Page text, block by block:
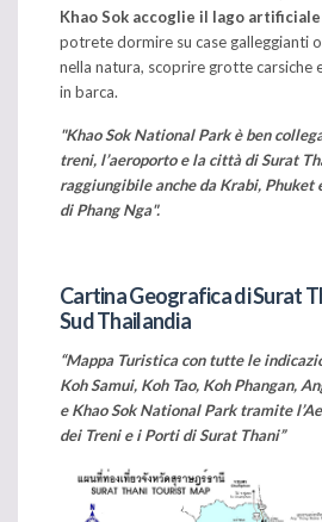
Khao Sok accoglie il lago artificiale
potrete dormire su case galleggianti
nella natura, scoprire grotte carsiche
in barca.
"Khao Sok National Park è ben
treni, l’aeroporto e la città di Surat
raggiungibile anche da Krabi, Phuket
di Phang Nga".
Cartina Geografica di Surat
Sud Thailandia
“Mappa Turistica con tutte le
Koh Samui, Koh Tao, Koh Phangan,
e Khao Sok National Park tramite
dei Treni e i Porti di Surat Thani”